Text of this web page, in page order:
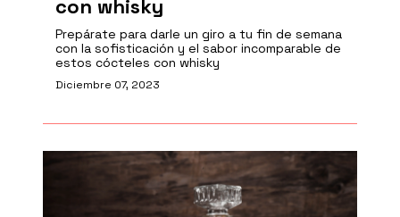
con whisky
Prepárate para darle un giro a tu fin de semana
con la sofisticación y el sabor incomparable de
estos cócteles con whisky
Diciembre 07, 2023